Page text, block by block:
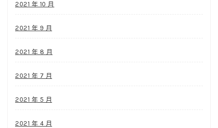
2021 年 10 月
2021 年 9 月
2021 年 8 月
2021 年 7 月
2021 年 5 月
2021 年 4 月